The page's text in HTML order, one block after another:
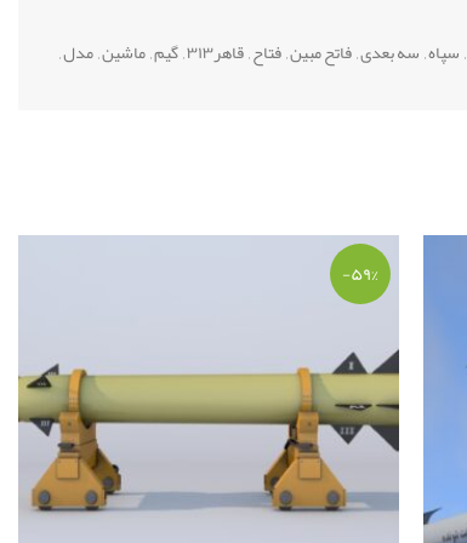
,سپاه,سه بعدی,فاتح مبین,فتاح,قاهر۳۱۳ ,گیم,ماشین,مدل,
-۵۹%